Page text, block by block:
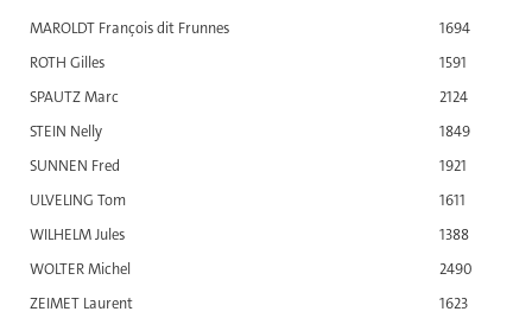
MAROLDT François dit Frunnes
1694
ROTH Gilles
1591
SPAUTZ Marc
2124
STEIN Nelly
1849
SUNNEN Fred
1921
ULVELING Tom
1611
WILHELM Jules
1388
WOLTER Michel
2490
ZEIMET Laurent
1623